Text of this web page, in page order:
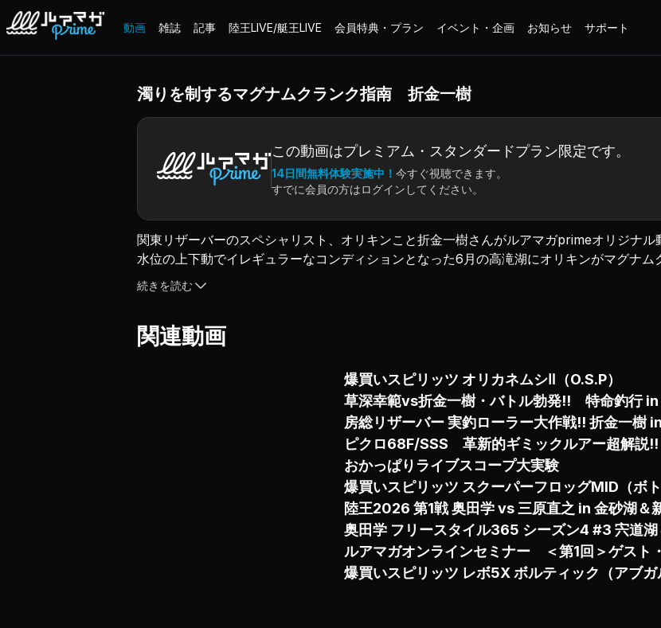
動画 雑誌 記事 陸王LIVE/艇王LIVE 会員特典・プラン イベント・企画 お知らせ サポート
濁りを制するマグナムクランク指南 折金一樹
この動画はプレミアム・ スタンダードプラン限定です。
14日間無料体験実施中！ 今すぐ視聴できます。
すでに会員の方はログインしてください。
関東リザーバーのスペシャリスト、オリキンこと折金一樹さんがルアマガprimeオリジナ
水位の上下動でイレギュラーなコンディションとなった6月の高滝湖にオリキンがマグナ
ろやタックル、季節の使い分けなど徹底的にレクチャーしてもらうぞ！
（2021.10.18配信）
続きを読む
関連動画
爆買いスピリッツ オリカネムシⅡ（O.S.P）
草深幸範vs折金一樹・バトル勃発!! 特命釣行 in
房総リザーバー 実釣ローラー大作戦!! 折金一樹
ピクロ68F/SSS 革新的ギミックルアー超解説
おかっぱりライブスコープ大実験
爆買いスピリッツ スクーパーフロッグMID（ボト
陸王2026 第1戦 奥田学 vs 三原直之 in 金砂湖＆
奥田学 フリースタイル365 シーズン4 #3 宍道湖
ルアマガオンラインセミナー ＜第1回＞ゲスト
爆買いスピリッツ レボ5X ボルティック（アブガ